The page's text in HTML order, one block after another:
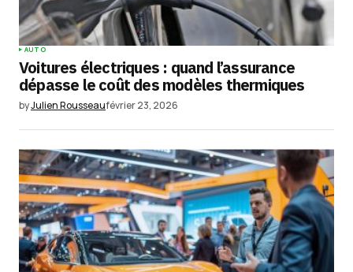
AUTO
Voitures électriques : quand l’assurance
dépasse le coût des modèles thermiques
byJulien Rousseaufévrier 23, 2026